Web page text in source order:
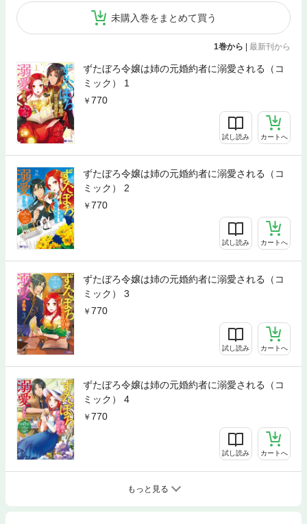
未購入巻をまとめて買う
1巻から | 最新刊から
ずたぼろ令嬢は姉の元婚約者に溺愛される（コ
ミック） 1
770
試し読み カートへ
ずたぼろ令嬢は姉の元婚約者に溺愛される（コ
ミック） 2
770
試し読み カートへ
ずたぼろ令嬢は姉の元婚約者に溺愛される（コ
ミック） 3
770
試し読み カートへ
ずたぼろ令嬢は姉の元婚約者に溺愛される（コ
ミック） 4
770
試し読み カートへ
もっと見る